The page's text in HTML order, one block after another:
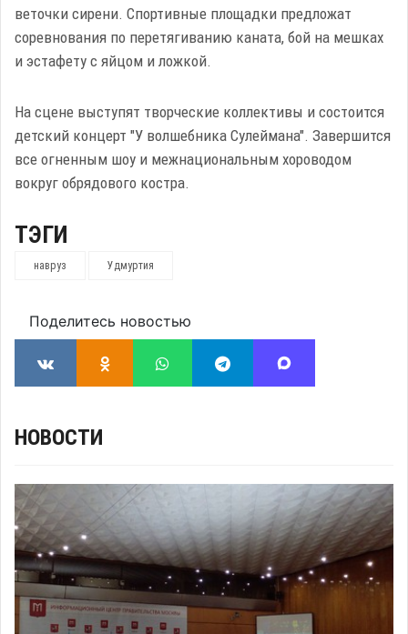
веточки сирени. Спортивные площадки предложат
соревнования по перетягиванию каната, бой на мешках
и эстафету с яйцом и ложкой.
На сцене выступят творческие коллективы и состоится
детский концерт "У волшебника Сулеймана". Завершится
все огненным шоу и межнациональным хороводом
вокруг обрядового костра.
ТЭГИ
навруз Удмуртия
Поделитесь новостью
НОВОСТИ